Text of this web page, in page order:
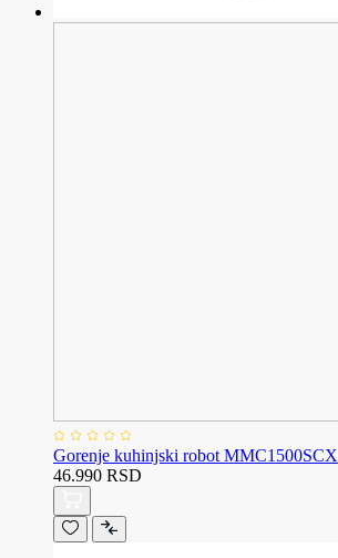
Gorenje kuhinjski robot MMC1500SCX
46.990 RSD